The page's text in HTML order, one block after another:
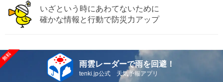
いざという時にあわてないために
確かな情報と行動で防災力アップ
雨雲レーダーで雨を回避！
tenki.jp公式 天気予報アプリ